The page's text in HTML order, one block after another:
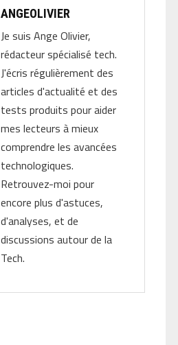
ANGEOLIVIER
Je suis Ange Olivier,
rédacteur spécialisé tech.
J'écris régulièrement des
articles d'actualité et des
tests produits pour aider
mes lecteurs à mieux
comprendre les avancées
technologiques.
Retrouvez-moi pour
encore plus d'astuces,
d'analyses, et de
discussions autour de la
Tech.